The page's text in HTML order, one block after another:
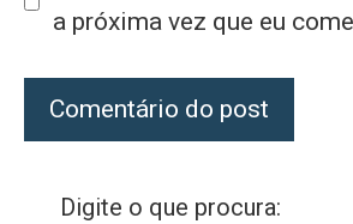
a próxima vez que eu
Digite o que procura: